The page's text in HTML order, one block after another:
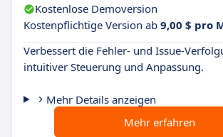
Kostenlose Demoversion
Kostenpflichtige Version ab 9,00 $ pro
Verbessert die Fehler- und Issue-
intuitiver Steuerung und Anpassung.
Mehr Details anzeigen
Mehr erfahren